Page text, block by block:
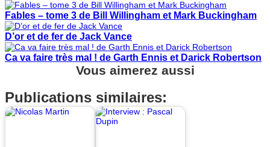
Fables – tome 3 de Bill Willingham et Mark Buckingham
D’or et de fer de Jack Vance
Ca va faire très mal ! de Garth Ennis et Darick Robertson
Vous aimerez aussi
Publications similaires: